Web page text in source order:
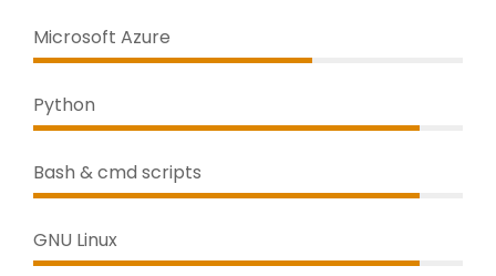
Microsoft Azure
Python
Bash & cmd scripts
GNU Linux